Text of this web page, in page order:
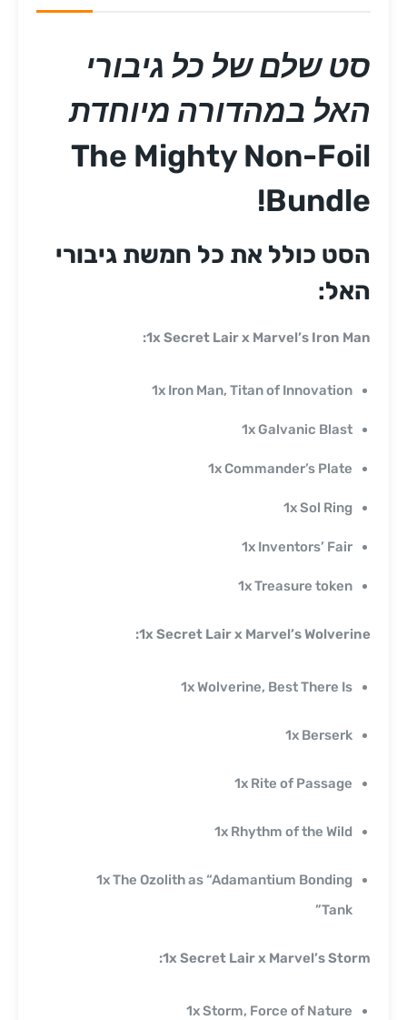
סט שלם של כל גיבורי
האל במהדורה מיוחדת
The Mighty Non-Foil
Bundle!
הסט כולל את כל חמשת גיבורי
האל:
1x Secret Lair x Marvel’s Iron Man:
1x Iron Man, Titan of Innovation
1x Galvanic Blast
1x Commander’s Plate
1x Sol Ring
1x Inventors’ Fair
1x Treasure token
1x Secret Lair x Marvel’s Wolverine:
1x Wolverine, Best There Is
1x Berserk
1x Rite of Passage
1x Rhythm of the Wild
1x The Ozolith as “Adamantium Bonding
Tank”
1x Secret Lair x Marvel’s Storm:
1x Storm, Force of Nature